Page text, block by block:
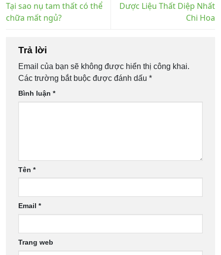
Tại sao nụ tam thất có thể
chữa mất ngủ?
Dược Liệu Thất Diệp Nhất
Chi Hoa
Trả lời
Email của bạn sẽ không được hiển thị công khai.
Các trường bắt buộc được đánh dấu *
Bình luận *
Tên *
Email *
Trang web